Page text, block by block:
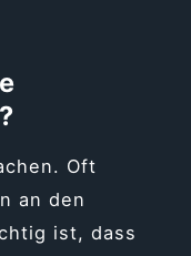
Oft
an den
ist, dass